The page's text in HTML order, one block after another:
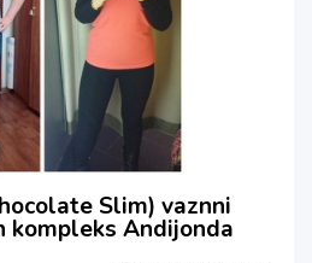
Slim) vaznni
kompleks Andijonda